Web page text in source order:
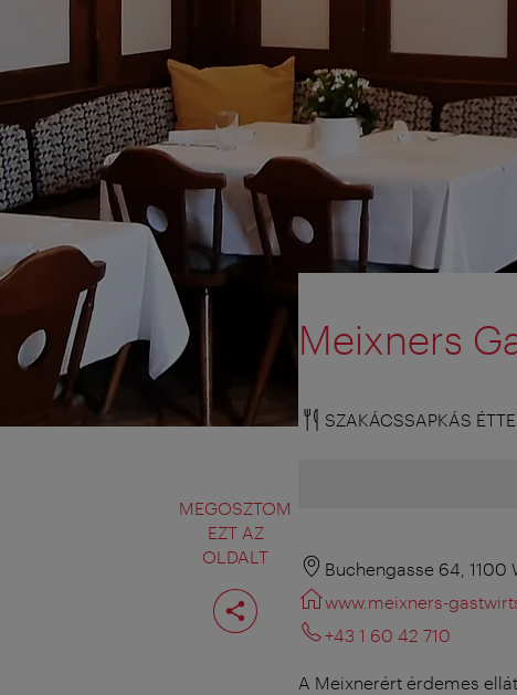
MEGOSZTOM
EZT AZ
OLDALT
Oldal
megosztása
Meixners
SZAKÁCSSAPKÁS
Buchengasse 64, 1100
www.meixners-
+43 1 60 42 710
A Meixnerért érdemes